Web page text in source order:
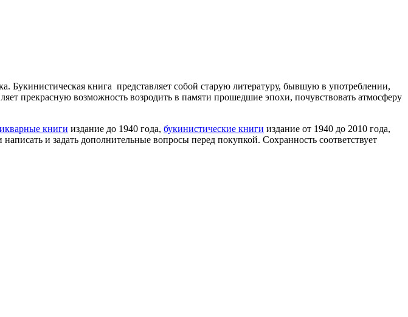
Букинистическая книга представляет собой старую литературу, бывшую в употреблении,
прекрасную возможность возродить в памяти прошедшие эпохи, почувствовать атмосферу
книги издание до 1940 года, букинистические книги издание от 1940 до 2010 года,
и задать дополнительные вопросы перед покупкой. Сохранность соответствует